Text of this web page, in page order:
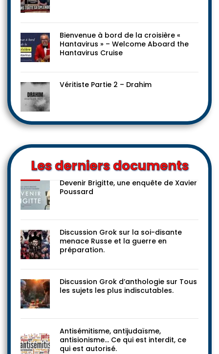
Bienvenue à bord de la croisière «
Hantavirus » – Welcome Aboard the
Hantavirus Cruise
Véritiste Partie 2 – Drahim
Les derniers documents
Devenir Brigitte, une enquête de Xavier
Poussard
Discussion Grok sur la soi-disante
menace Russe et la guerre en
préparation.
Discussion Grok d’anthologie sur Tous
les sujets les plus indiscutables.
Antisémitisme, antijudaïsme,
antisionisme… Ce qui est interdit, ce
qui est autorisé.